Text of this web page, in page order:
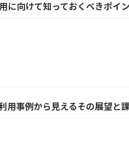
に向けて知っておくべきポイ
用事例から見えるその展望と